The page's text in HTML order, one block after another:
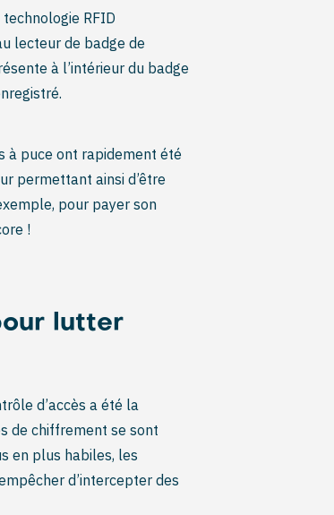
RFID
lecteur de badge de
à l’intérieur du badge
à puce ont rapidement été
permettant ainsi d’être
pour payer son
!
lutter
d’accès a été la
de chiffrement se sont
en plus habiles, les
d’intercepter des